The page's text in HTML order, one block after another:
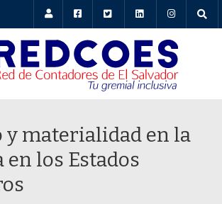
y materialidad en la
los Estados